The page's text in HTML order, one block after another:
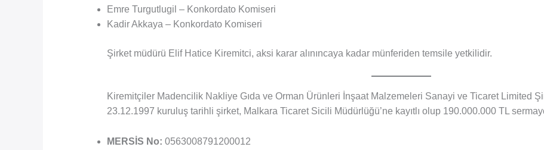
Emre Turgutlugil – Konkordato Komiseri
Kadir Akkaya – Konkordato Komiseri
Şirket müdürü Elif Hatice Kiremitci, aksi karar alınıncaya kadar münferiden temsile yetkilidir.
Kiremitçiler Madencilik Nakliye Gıda ve Orman Ürünleri İnşaat Malzemeleri Sanayi ve Ticaret Limited
23.12.1997 kuruluş tarihli şirket, Malkara Ticaret Sicili Müdürlüğü’ne kayıtlı olup 190.000.000 TL
MERSİS No: 0563008791200012